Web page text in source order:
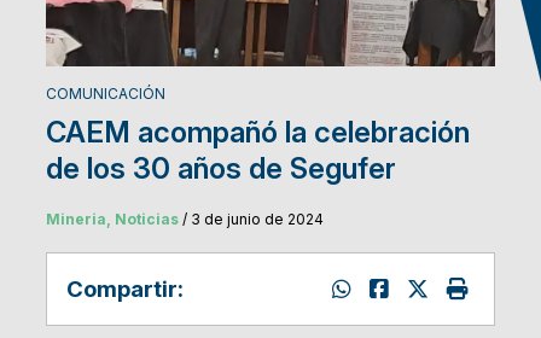
COMUNICACIÓN
CAEM acompañó la celebración
de los 30 años de Segufer
Mineria, Noticias/ 3 de junio de 2024
Compartir: